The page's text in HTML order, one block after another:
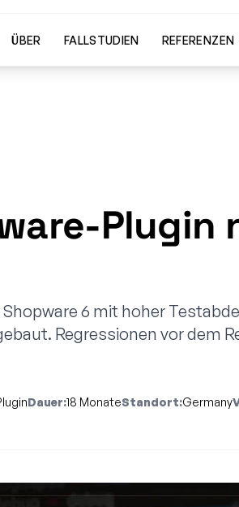
ÜBER FALLSTUDIEN REFERENZEN
Plugin
6 mit hoher
Regressionen vor dem
Dauer:18 MonateStandort:Germany